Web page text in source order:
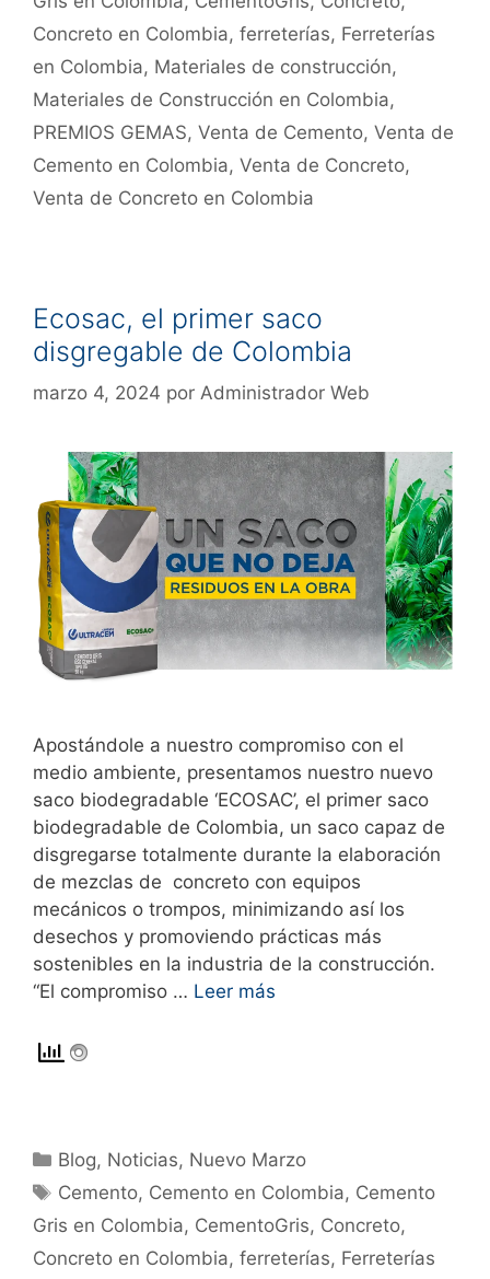
Concreto en Colombia, ferreterías, Ferreterías
en Colombia, Materiales de construcción,
Materiales de Construcción en Colombia,
PREMIOS GEMAS, Venta de Cemento, Venta de
Cemento en Colombia, Venta de Concreto,
Venta de Concreto en Colombia
Ecosac, el primer saco
disgregable de Colombia
marzo 4, 2024 por Administrador Web
Apostándole a nuestro compromiso con el
medio ambiente, presentamos nuestro nuevo
saco biodegradable ‘ECOSAC’, el primer saco
biodegradable de Colombia, un saco capaz de
disgregarse totalmente durante la elaboración
de mezclas de concreto con equipos
mecánicos o trompos, minimizando así los
desechos y promoviendo prácticas más
sostenibles en la industria de la construcción.
“El compromiso … Leer más
Blog, Noticias, Nuevo Marzo
Cemento, Cemento en Colombia, Cemento
Gris en Colombia, CementoGris, Concreto,
Concreto en Colombia, ferreterías, Ferreterías